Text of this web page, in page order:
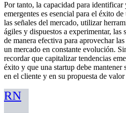
Por tanto, la capacidad para identificar
emergentes es esencial para el éxito
las señales del mercado, utilizar
ágiles y dispuestos a experimentar, las
de manera efectiva para aprovechar
un mercado en constante evolución.
recordar que capitalizar tendencias
éxito y que una startup debe mantener
en el cliente y en su propuesta de
RN